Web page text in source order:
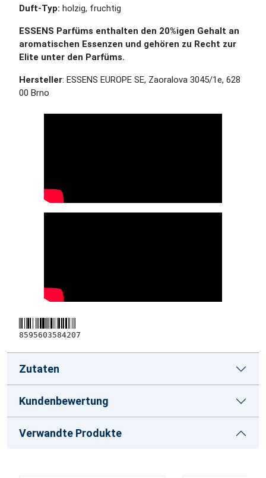
Duft-Typ: holzig, fruchtig
ESSENS Parfüms enthalten den 20%igen Gehalt an
aromatischen Essenzen und gehören zu Recht zur
Elite unter den Parfüms.
Hersteller: ESSENS EUROPE SE, Zaoralova 3045/1e, 628
00 Brno
8595603584207
Zutaten
Kundenbewertung
Verwandte Produkte